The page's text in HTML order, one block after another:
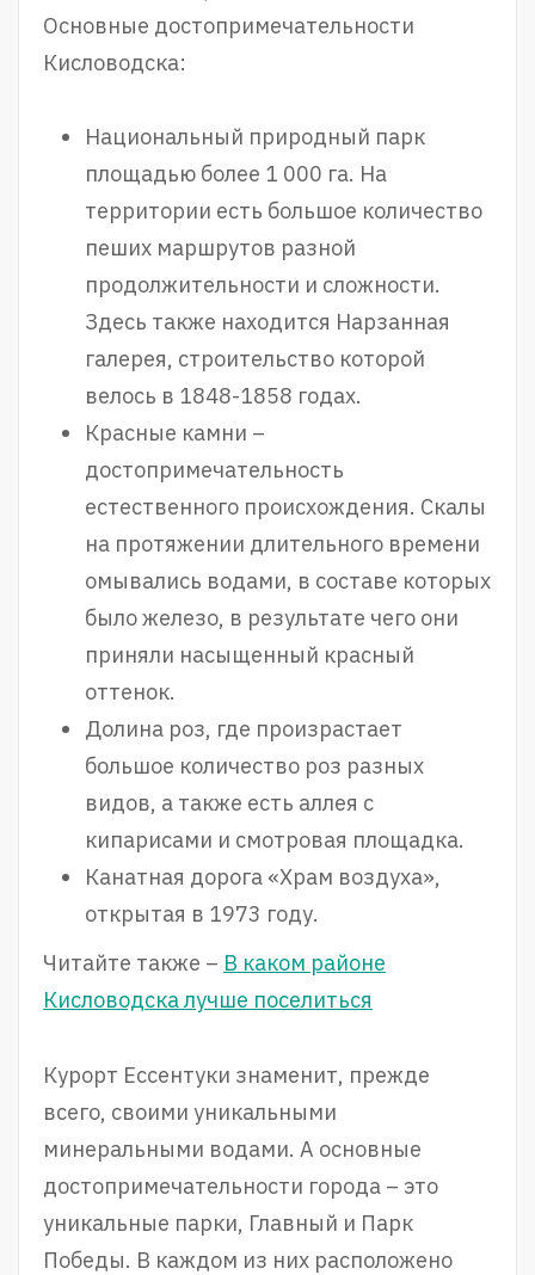
Основные достопримечательности
Кисловодска:
Национальный природный парк
площадью более 1 000 га. На
территории есть большое количество
пеших маршрутов разной
продолжительности и сложности.
Здесь также находится Нарзанная
галерея, строительство которой
велось в 1848-1858 годах.
Красные камни –
достопримечательность
естественного происхождения. Скалы
на протяжении длительного времени
омывались водами, в составе которых
было железо, в результате чего они
приняли насыщенный красный
оттенок.
Долина роз, где произрастает
большое количество роз разных
видов, а также есть аллея с
кипарисами и смотровая площадка.
Канатная дорога «Храм воздуха»,
открытая в 1973 году.
Читайте также – В каком районе
Кисловодска лучше поселиться
Курорт Ессентуки знаменит, прежде
всего, своими уникальными
минеральными водами. А основные
достопримечательности города – это
уникальные парки, Главный и Парк
Победы. В каждом из них расположено